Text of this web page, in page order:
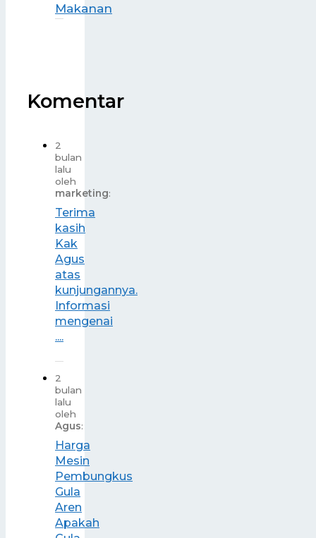
Makanan
Komentar
2
bulan
lalu
oleh
marketing:
Terima
kasih
Kak
Agus
atas
kunjungannya.
Informasi
mengenai
....
2
bulan
lalu
oleh
Agus:
Harga
Mesin
Pembungkus
Gula
Aren
Apakah